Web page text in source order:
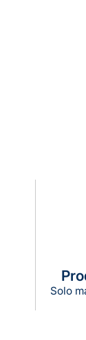
Solo